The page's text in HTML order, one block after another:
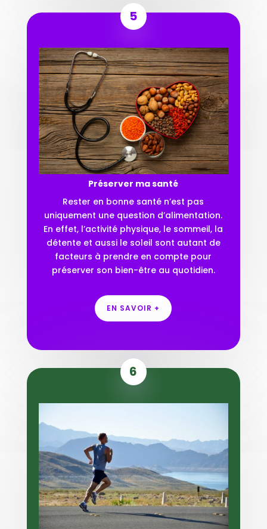
5
Préserver ma santé
Rester en bonne santé n’est pas
uniquement une question d’alimentation.
En effet, l’activité physique, le sommeil, la
détente et aussi le soleil sont autant de
facteurs à prendre en compte pour
préserver son bien-être au quotidien.
EN SAVOIR +
6